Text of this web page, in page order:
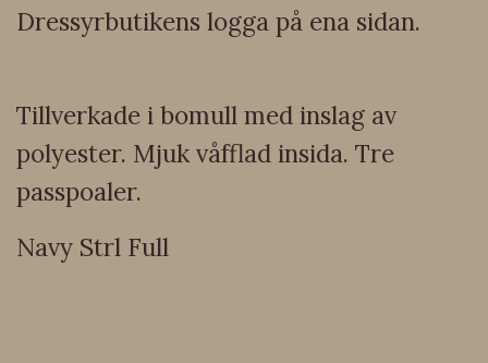
Dressyrbutikens logga på ena sidan.
Tillverkade i bomull med inslag av
polyester. Mjuk våfflad insida. Tre
passpoaler.
Navy Strl Full